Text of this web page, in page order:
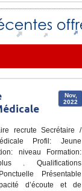
Nov,
2022
recrute Secrétaire /
Profil: Jeune
niveau Formation:
. Qualifications
Présentable
d’écoute et de